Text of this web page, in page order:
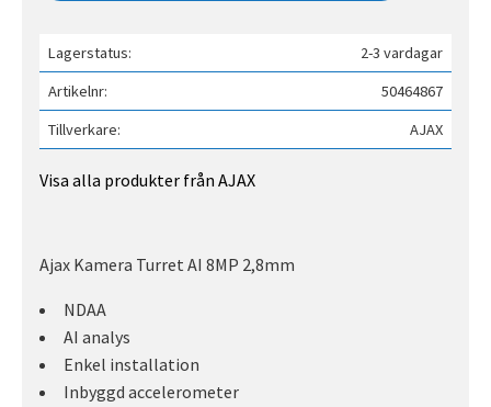
Lagerstatus
2-3 vardagar
Artikelnr
50464867
Tillverkare
AJAX
Visa alla produkter från AJAX
Ajax Kamera Turret AI 8MP 2,8mm
NDAA
AI analys
Enkel installation
Inbyggd accelerometer